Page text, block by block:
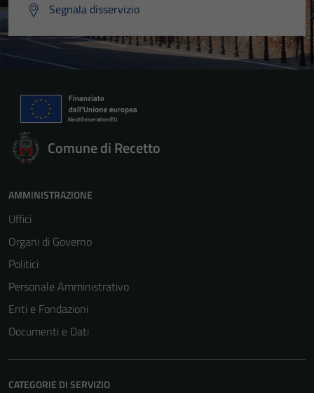
Segnala disservizio
Comune di Recetto
AMMINISTRAZIONE
Uffici
Organi di Governo
Politici
Personale Amministrativo
Enti e Fondazioni
Documenti e Dati
CATEGORIE DI SERVIZIO